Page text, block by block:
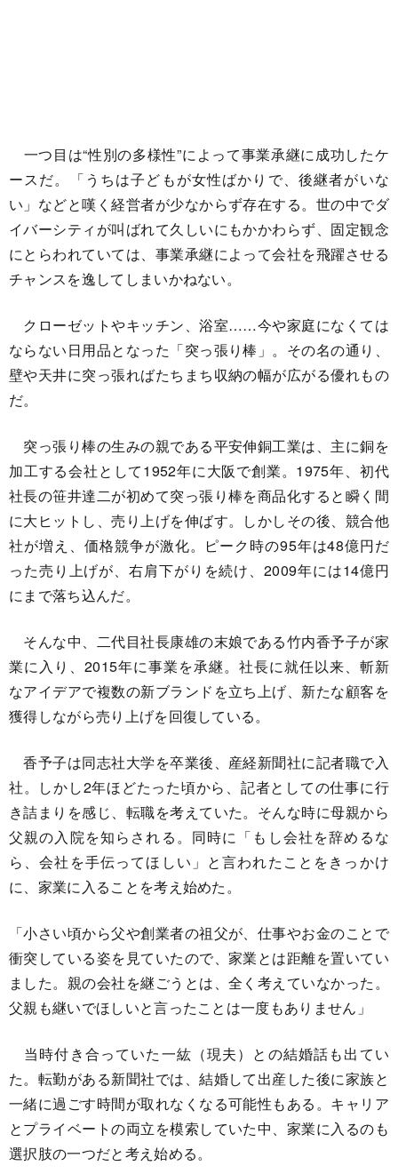
一つ目は“性別の多様性”によって事業承継に成功したケ
ースだ。「うちは子どもが女性ばかりで、後継者がいな
い」などと嘆く経営者が少なからず存在する。世の中でダ
イバーシティが叫ばれて久しいにもかかわらず、固定観念
にとらわれていては、事業承継によって会社を飛躍させる
チャンスを逸してしまいかねない。
クローゼットやキッチン、浴室……今や家庭になくては
ならない日用品となった「突っ張り棒」。その名の通り、
壁や天井に突っ張ればたちまち収納の幅が広がる優れもの
だ。
突っ張り棒の生みの親である平安伸銅工業は、主に銅を
加工する会社として1952年に大阪で創業。1975年、初代
社長の笹井達二が初めて突っ張り棒を商品化すると瞬く間
に大ヒットし、売り上げを伸ばす。しかしその後、競合他
社が増え、価格競争が激化。ピーク時の95年は48億円だ
った売り上げが、右肩下がりを続け、2009年には14億円
にまで落ち込んだ。
そんな中、二代目社長康雄の末娘である竹内香予子が家
業に入り、2015年に事業を承継。社長に就任以来、斬新
なアイデアで複数の新ブランドを立ち上げ、新たな顧客を
獲得しながら売り上げを回復している。
香予子は同志社大学を卒業後、産経新聞社に記者職で入
社。しかし2年ほどたった頃から、記者としての仕事に行
き詰まりを感じ、転職を考えていた。そんな時に母親から
父親の入院を知らされる。同時に「もし会社を辞めるな
ら、会社を手伝ってほしい」と言われたことをきっかけ
に、家業に入ることを考え始めた。
「小さい頃から父や創業者の祖父が、仕事やお金のことで
衝突している姿を見ていたので、家業とは距離を置いてい
ました。親の会社を継ごうとは、全く考えていなかった。
父親も継いでほしいと言ったことは一度もありません」
当時付き合っていた一紘（現夫）との結婚話も出てい
た。転勤がある新聞社では、結婚して出産した後に家族と
一緒に過ごす時間が取れなくなる可能性もある。キャリア
とプライベートの両立を模索していた中、家業に入るのも
選択肢の一つだと考え始める。